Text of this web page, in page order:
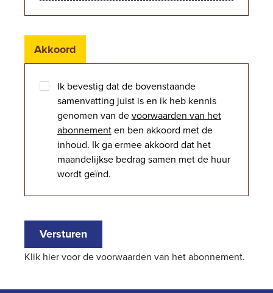
Akkoord
Akkoord
samenvatting
voorwaarden
Ik bevestig dat de bovenstaande
samenvatting juist is en ik heb kennis
genomen van devoorwaarden van het
abonnementen ben akkoord met de
inhoud. Ik ga ermee akkoord dat het
maandelijkse bedrag samen met de huur
wordt geïnd.
Versturen
Klik hiervoor de voorwaarden van het abonnement.